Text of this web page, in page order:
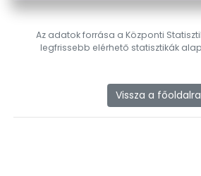
Az adatok forrása a Központi
legfrissebb elérhető statisztikák
Vissza a főoldalra